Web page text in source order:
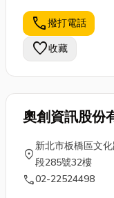
call撥打電話
favorite收藏
奧創資訊股份
公司
location_on
新北市板橋區文
段285號32樓
call02-22524498